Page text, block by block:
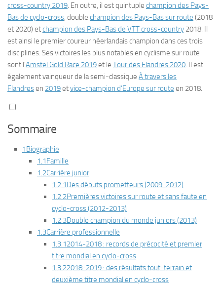
cross-country 2019. En outre, il est quintuple champion des Pays-
Bas de cyclo-cross, double champion des Pays-Bas sur route (2018
et 2020) etchampion des Pays-Bas de VTT cross-country 2018. Il
est ainsi le premier coureur néerlandais champion dans ces trois
disciplines. Ses victoires les plus notables en cyclisme sur route
sont l’Amstel Gold Race 2019et le Tour des Flandres 2020. Il est
également vainqueur de la semi-classique À travers les
Flandresen 2019etvice-champion d’Europe sur route en 2018.
Sommaire
1Biographie
1.1Famille
1.2Carrière junior
1.2.1Des débuts prometteurs (2009-2012)
1.2.2Premières victoires sur route et sans faute en
cyclo-cross (2012-2013)
1.2.3Double champion du monde juniors (2013)
1.3Carrière professionnelle
1.3.12014-2018 : records de précocité et premier
titre mondial en cyclo-cross
1.3.22018-2019 : des résultats tout-terrain et
deuxième titre mondial en cyclo-cross